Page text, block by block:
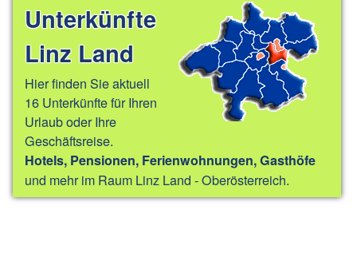
Unterkünfte
Linz Land
Hier finden Sie aktuell
16 Unterkünfte für Ihren
Urlaub oder Ihre
Geschäftsreise.
Hotels, Pensionen, Ferienwohnungen, Gasthöfe
und mehr im Raum Linz Land - Oberösterreich.